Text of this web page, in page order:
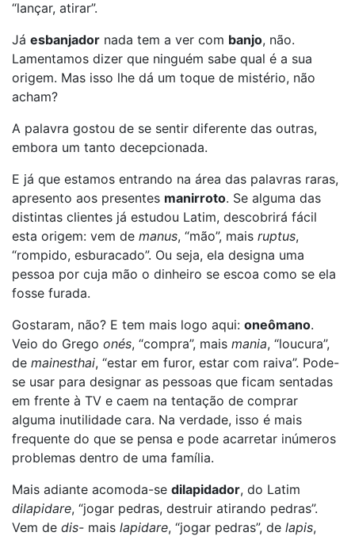
“lançar, atirar”.
Já esbanjador nada tem a ver com banjo, não.
Lamentamos dizer que ninguém sabe qual é a sua
origem. Mas isso lhe dá um toque de mistério, não
acham?
A palavra gostou de se sentir diferente das outras,
embora um tanto decepcionada.
E já que estamos entrando na área das palavras raras,
apresento aos presentes manirroto. Se alguma das
distintas clientes já estudou Latim, descobrirá fácil
esta origem: vem de manus, “mão”, mais ruptus,
“rompido, esburacado”. Ou seja, ela designa uma
pessoa por cuja mão o dinheiro se escoa como se ela
fosse furada.
Gostaram, não? E tem mais logo aqui: oneômano.
Veio do Grego onés, “compra”, mais mania, “loucura”,
de mainesthai, “estar em furor, estar com raiva”. Pode-
se usar para designar as pessoas que ficam sentadas
em frente à TV e caem na tentação de comprar
alguma inutilidade cara. Na verdade, isso é mais
frequente do que se pensa e pode acarretar inúmeros
problemas dentro de uma família.
Mais adiante acomoda-se dilapidador, do Latim
dilapidare, “jogar pedras, destruir atirando pedras”.
Vem de dis- mais lapidare, “jogar pedras”, de lapis,